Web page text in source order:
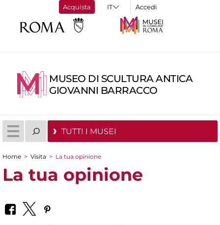
Acquista Accedi
MUSEO DI SCULTURA ANTICA
GIOVANNI BARRACCO
TUTTI I MUSEI
Tu sei qui
Home > Visita > La tua opinione
La tua opinione